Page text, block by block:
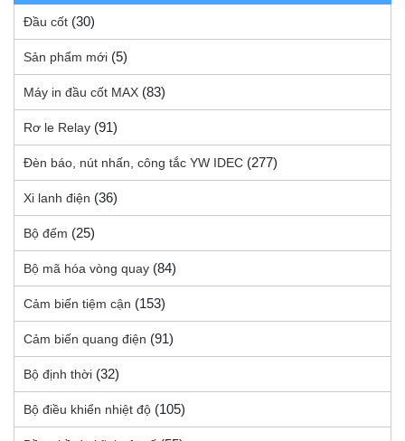
Đầu cốt (30)
Sản phẩm mới (5)
Máy in đầu cốt MAX (83)
Rơ le Relay (91)
Đèn báo, nút nhấn, công tắc YW IDEC (277)
Xi lanh điện (36)
Bộ đếm (25)
Bộ mã hóa vòng quay (84)
Cảm biến tiệm cận (153)
Cảm biến quang điện (91)
Bộ định thời (32)
Bộ điều khiển nhiệt độ (105)